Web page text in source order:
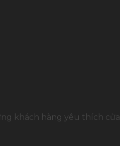
khách hàng yêu thích